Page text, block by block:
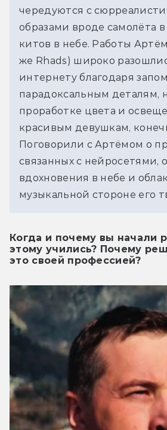
чередуются с
образами вроде самолёта
китов в небе. Работы
же Rhads) широко
интернету благодаря
парадоксальным деталям,
проработке цвета и
красивым девушкам,
Поговорили с Артёмом о
связанных с нейросетями,
вдохновения в небе и
музыкальной стороне его
Когда и почему вы начали
этому учились? Почему
это своей профессией?